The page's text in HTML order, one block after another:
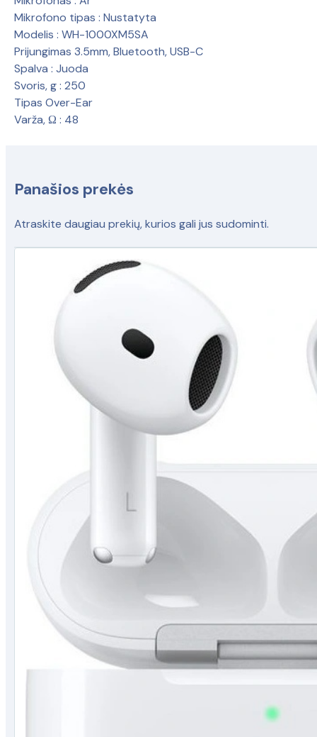
Mikrofono tipas : Nustatyta
Modelis : WH-1000XM5SA
Prijungimas 3.5mm, Bluetooth, USB-C
Spalva : Juoda
Svoris, g: 250
Tipas Over-Ear
Varža, Ω : 48
Panašios prekės
Atraskite daugiau prekių, kurios gali jus sudominti.